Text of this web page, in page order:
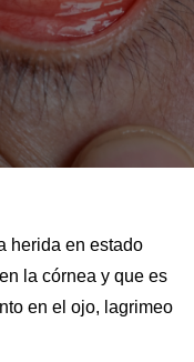
herida en estado
la córnea y que es
en el ojo, lagrimeo